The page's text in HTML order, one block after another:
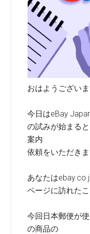
おはようございま
今日はeBay
の試みが始まる
案内
依頼をいただきま
あなたは
ページに訪れた
今回日本郵便が
の商品の